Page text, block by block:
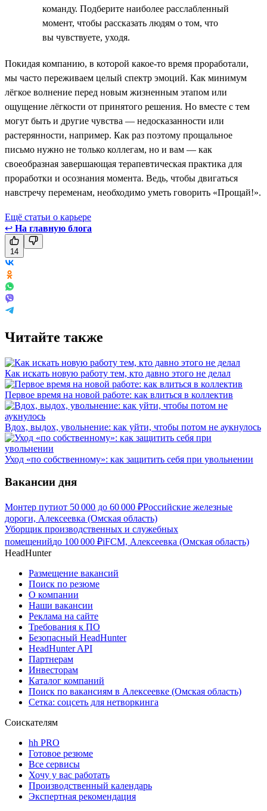
команду. Подберите наиболее расслабленный
момент, чтобы рассказать людям о том, что
вы чувствуете, уходя.
Покидая компанию, в которой какое-то время проработали,
мы часто переживаем целый спектр эмоций. Как минимум
лёгкое волнение перед новым жизненным этапом или
ощущение лёгкости от принятого решения. Но вместе с тем
могут быть и другие чувства — недосказанности или
растерянности, например. Как раз поэтому прощальное
письмо нужно не только коллегам, но и вам — как
своеобразная завершающая терапевтическая практика для
проработки и осознания момента. Ведь, чтобы двигаться
навстречу переменам, необходимо уметь говорить «Прощай!».
Ещё статьи о карьере
↩ На главную блога
14
Читайте также
Как искать новую работу тем, кто давно этого не делал
Первое время на новой работе: как влиться в коллектив
Вдох, выдох, увольнение: как уйти, чтобы потом не аукнулось
Уход «по собственному»: как защитить себя при увольнении
Вакансии дня
Монтер путиот 50 000 до 60 000 ₽Российские железные
дороги, Алексеевка (Омская область)
Уборщик производственных и служебных
помещенийдо 100 000 ₽iFCM, Алексеевка (Омская область)
HeadHunter
Размещение вакансий
Поиск по резюме
О компании
Наши вакансии
Реклама на сайте
Требования к ПО
Безопасный HeadHunter
HeadHunter API
Партнерам
Инвесторам
Каталог компаний
Поиск по вакансиям в Алексеевке (Омская область)
Сетка: соцсеть для нетворкинга
Соискателям
hh PRO
Готовое резюме
Все сервисы
Хочу у вас работать
Производственный календарь
Экспертная рекомендация